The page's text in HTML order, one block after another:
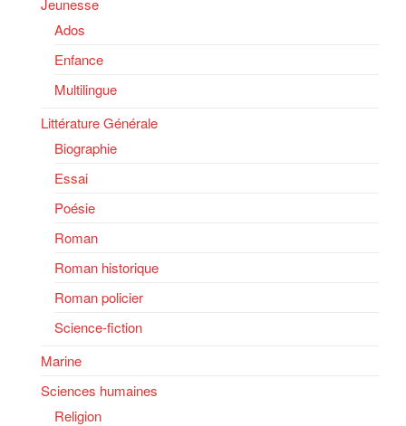
Jeunesse
Ados
Enfance
Multilingue
Littérature Générale
Biographie
Essai
Poésie
Roman
Roman historique
Roman policier
Science-fiction
Marine
Sciences humaines
Religion